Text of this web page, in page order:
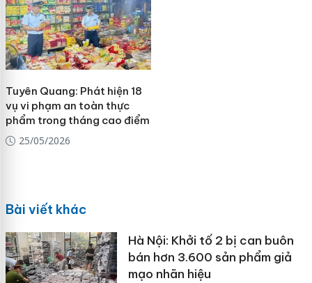
Tuyên Quang: Phát hiện 18
vụ vi phạm an toàn thực
phẩm trong tháng cao điểm
25/05/2026
Bài viết khác
Hà Nội: Khởi tố 2 bị can buôn
bán hơn 3.600 sản phẩm giả
mạo nhãn hiệu